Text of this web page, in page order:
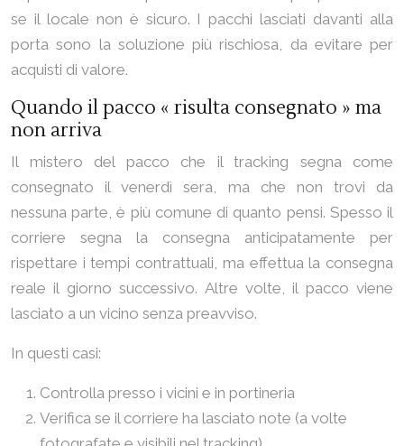
se il locale non è sicuro. I pacchi lasciati davanti alla
porta sono la soluzione più rischiosa, da evitare per
acquisti di valore.
Quando il pacco « risulta consegnato » ma
non arriva
Il mistero del pacco che il tracking segna come
consegnato il venerdì sera, ma che non trovi da
nessuna parte, è più comune di quanto pensi. Spesso il
corriere segna la consegna anticipatamente per
rispettare i tempi contrattuali, ma effettua la consegna
reale il giorno successivo. Altre volte, il pacco viene
lasciato a un vicino senza preavviso.
In questi casi:
Controlla presso i vicini e in portineria
Verifica se il corriere ha lasciato note (a volte